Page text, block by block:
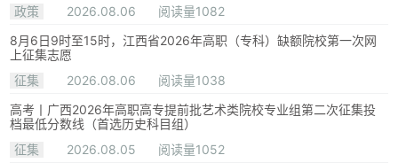
政策 2026.08.06
阅读量1082
8月6日9时至15时，江西省2026年高职（专科）缺额院校第一次网
上征集志愿
征集
2026.08.06
阅读量1038
高考丨广西2026年高职高专提前批艺术类院校专业组第二次征集投
档最低分数线（首选历史科目组）
征集
2026.08.05
阅读量1052